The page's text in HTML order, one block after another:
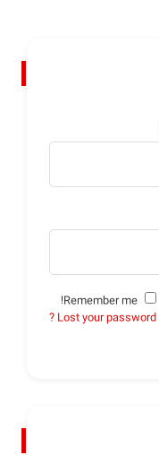
Lost your password ?